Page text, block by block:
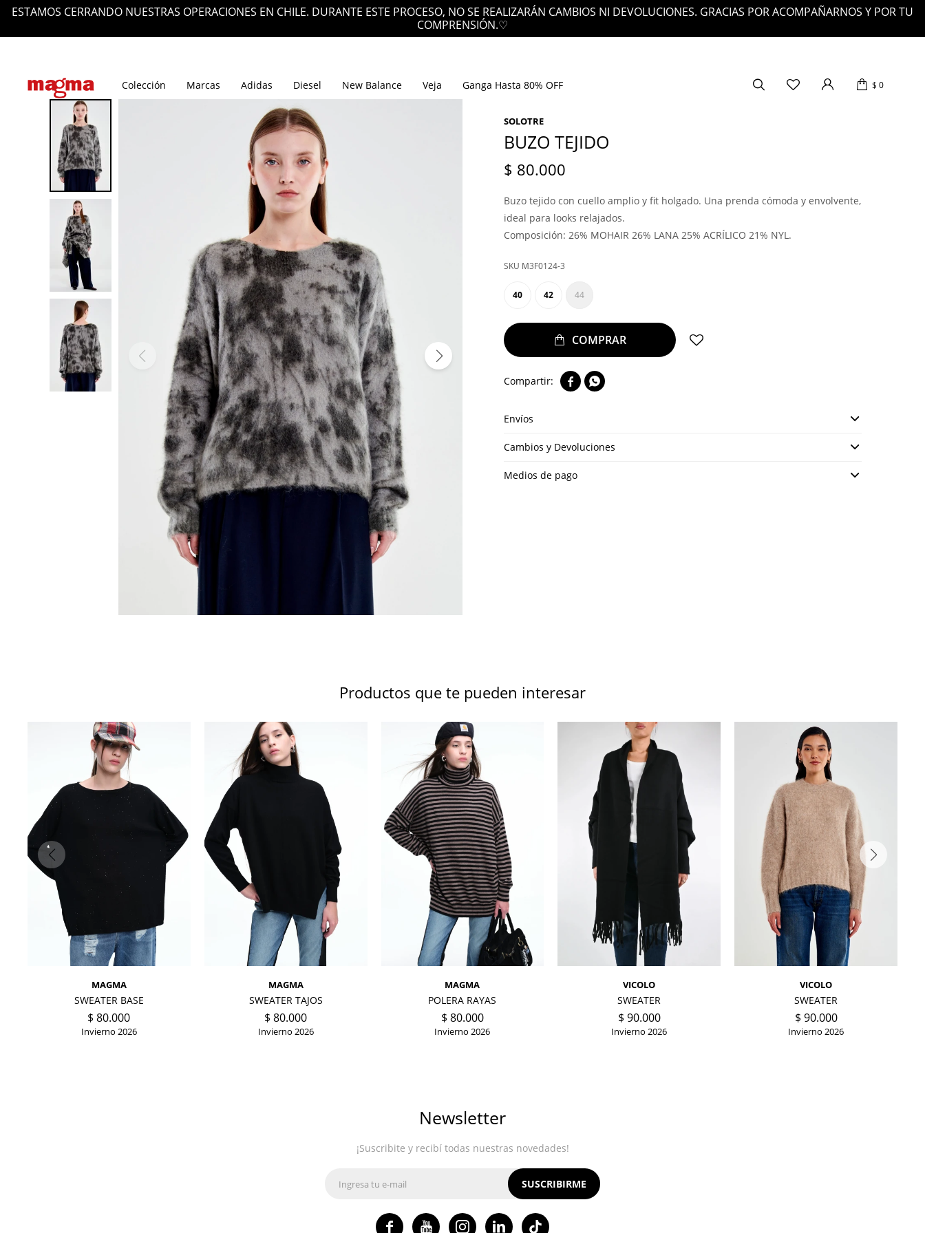
ESTAMOS CERRANDO NUESTRAS OPERACIONES EN CHILE. DURANTE ESTE PROCESO, NO SE REALIZARÁN CAMBIOS NI DEVOLUCIONES. GRACIAS POR ACOMPAÑARNOS Y POR TU
COMPRENSIÓN.♡
Colección Marcas Adidas Diesel New Balance Veja Ganga Hasta 80% OFF $ 0
SOLOTRE
BUZO TEJIDO
$ 80.000
Buzo tejido con cuello amplio y fit holgado. Una prenda cómoda y envolvente,
ideal para looks relajados.
Composición: 26% MOHAIR 26% LANA 25% ACRÍLICO 21% NYL.
M3F0124-3
40 42 44
 
Envíos
Cambios y Devoluciones
Medios de pago
Productos que te pueden interesar
MAGMA
SWEATER BASE
$ 80.000
Invierno 2026
MAGMA
SWEATER TAJOS
$ 80.000
Invierno 2026
MAGMA
POLERA RAYAS
$ 80.000
Invierno 2026
VICOLO
SWEATER
$ 90.000
Invierno 2026
VICOLO
SWEATER
$ 90.000
Invierno 2026
Newsletter
¡Suscribite y recibí todas nuestras novedades!
SUSCRIBIRME
   